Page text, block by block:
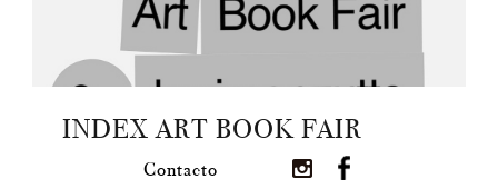
Contacto
INDEX ART BOOK FAIR